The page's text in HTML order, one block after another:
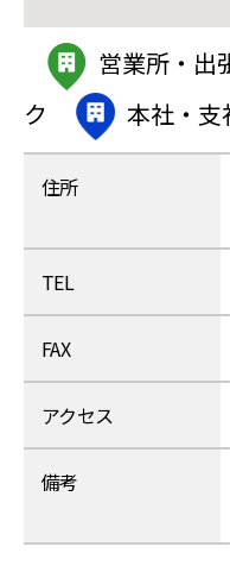
営業所・出
ク
本社・支
住所
TEL
FAX
アクセス
備考